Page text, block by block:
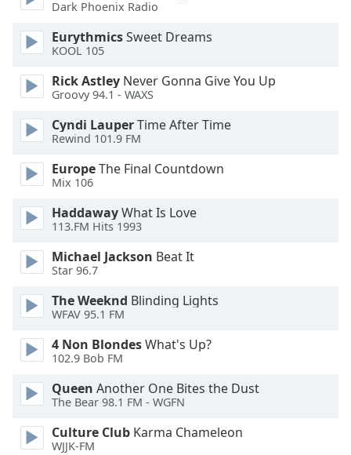
Beginning
window.
Escape
cancel
close
window.
Color
Opacity
Background
Color
Opacity
Dark Phoenix Radio
EurythmicsSweet Dreams
KOOL 105
Rick Astley Never Gonna Give You Up
Groovy 94.1 - WAXS
Cyndi LauperTime After Time
Rewind 101.9 FM
EuropeThe Final Countdown
Mix 106
HaddawayWhat Is Love
113.FM Hits 1993
Michael Jackson Beat It
Star 96.7
The Weeknd Blinding Lights
WFAV 95.1 FM
4 Non BlondesWhat's Up?
102.9 Bob FM
Queen Another One Bites the Dust
The Bear 98.1 FM - WGFN
Culture Club Karma Chameleon
WJJK-FM